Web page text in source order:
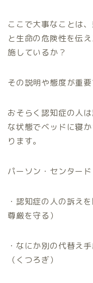
ここで大事なことは
と生命の危険性を伝
施しているか？
その説明や態度が重要
おそらく認知症の人
な状態でベッドに寝
ります。
パーソン・センター
・認知症の人の訴え
尊厳を守る）
・なにか別の代替え
（くつろぎ）